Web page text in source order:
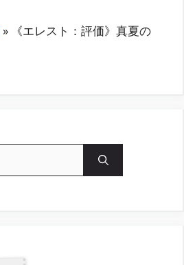
» 《エレスト：評価》真夏の